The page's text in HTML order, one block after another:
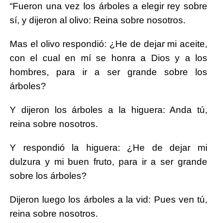
“Fueron una vez los árboles a elegir rey sobre
sí, y dijeron al olivo: Reina sobre nosotros.
Mas el olivo respondió: ¿He de dejar mi aceite,
con el cual en mí se honra a Dios y a los
hombres, para ir a ser grande sobre los
árboles?
Y dijeron los árboles a la higuera: Anda tú,
reina sobre nosotros.
Y respondió la higuera: ¿He de dejar mi
dulzura y mi buen fruto, para ir a ser grande
sobre los árboles?
Dijeron luego los árboles a la vid: Pues ven tú,
reina sobre nosotros.